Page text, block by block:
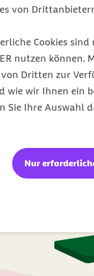
von
Cookies
nutzen können.
Dritten zur
wie wir Ihnen ein
Sie Ihre Auswahl
Nur